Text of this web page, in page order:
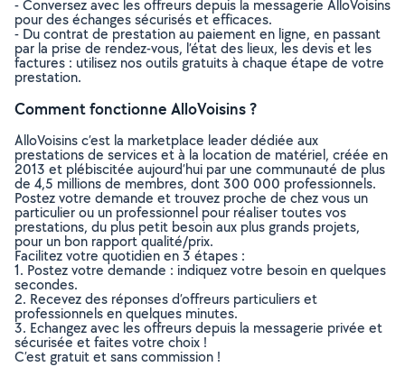
- Conversez avec les offreurs depuis la messagerie AlloVoisins
pour des échanges sécurisés et efficaces.
- Du contrat de prestation au paiement en ligne, en passant
par la prise de rendez-vous, l’état des lieux, les devis et les
factures : utilisez nos outils gratuits à chaque étape de votre
prestation.
Comment fonctionne AlloVoisins ?
AlloVoisins c’est la marketplace leader dédiée aux
prestations de services et à la location de matériel, créée en
2013 et plébiscitée aujourd’hui par une communauté de plus
de 4,5 millions de membres, dont 300 000 professionnels.
Postez votre demande et trouvez proche de chez vous un
particulier ou un professionnel pour réaliser toutes vos
prestations, du plus petit besoin aux plus grands projets,
pour un bon rapport qualité/prix.
Facilitez votre quotidien en 3 étapes :
1. Postez votre demande : indiquez votre besoin en quelques
secondes.
2. Recevez des réponses d’offreurs particuliers et
professionnels en quelques minutes.
3. Echangez avec les offreurs depuis la messagerie privée et
sécurisée et faites votre choix !
C’est gratuit et sans commission !